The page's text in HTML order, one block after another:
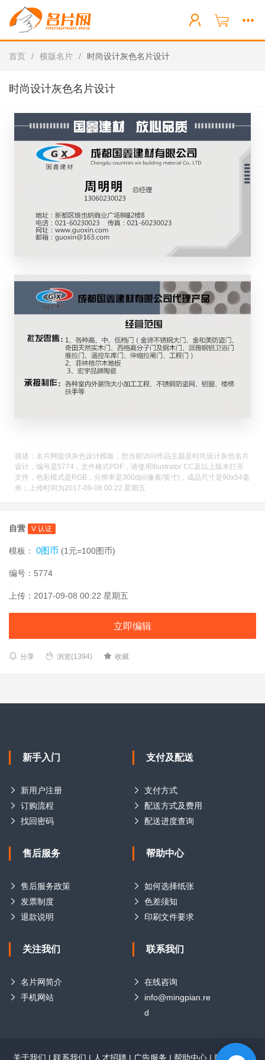
首页 / 横版名片 / 时尚设计灰色名片设计
时尚设计灰色名片设计
描述：名片网提供灰色设计模板，您当前访问作品主题是时尚设计灰色名片
设计，编号是5774，文件格式PDF，请使用Illustrator CC及以上版本打开
文件，色彩模式是RGB，分辨率是300dpi(像素/英寸)，成品尺寸是90x54毫
米；上传时间为2017-09-08 00:22 星期五
自营 V 认证
模板： 0图币 (1元=100图币)
编号：5774
上传：2017-09-08 00:22 星期五
立即编辑
分享 浏览(1394) 收藏
新手入门
新用户注册
订购流程
找回密码
支付及配送
支付方式
配送方式及费用
配送进度查询
售后服务
售后服务政策
发票制度
退款说明
帮助中心
如何选择纸张
色差须知
印刷文件要求
关注我们
名片网简介
手机网站
联系我们
在线咨询
info@mingpian.re
d
关于我们 | 联系我们 | 人才招聘 | 广告服务 | 帮助中心 | 版权声明